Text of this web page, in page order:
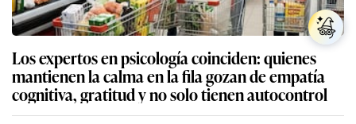
Los expertos en psicología coinciden: quienes
mantienen la calma en la fila gozan de empatía
cognitiva, gratitud y no solo tienen autocontrol